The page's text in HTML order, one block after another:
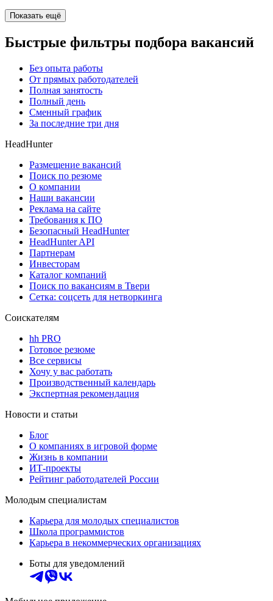
Показать ещё
Быстрые фильтры подбора вакансий
Без опыта работы
От прямых работодателей
Полная занятость
Полный день
Сменный график
За последние три дня
HeadHunter
Размещение вакансий
Поиск по резюме
О компании
Наши вакансии
Реклама на сайте
Требования к ПО
Безопасный HeadHunter
HeadHunter API
Партнерам
Инвесторам
Каталог компаний
Поиск по вакансиям в Твери
Сетка: соцсеть для нетворкинга
Соискателям
hh PRO
Готовое резюме
Все сервисы
Хочу у вас работать
Производственный календарь
Экспертная рекомендация
Новости и статьи
Блог
О компаниях в игровой форме
Жизнь в компании
ИТ-проекты
Рейтинг работодателей России
Молодым специалистам
Карьера для молодых специалистов
Школа программистов
Карьера в некоммерческих организациях
Боты для уведомлений